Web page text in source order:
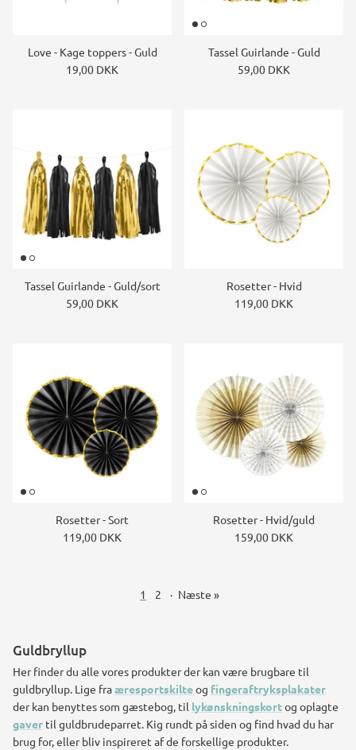
Love - Kage toppers - Guld
19,00 DKK
Tassel Guirlande - Guld
59,00 DKK
Tassel Guirlande - Guld/sort
59,00 DKK
Rosetter - Hvid
119,00 DKK
Rosetter - Sort
119,00 DKK
Rosetter - Hvid/guld
159,00 DKK
1 2 · Næste »
Guldbryllup
Her finder du alle vores produkter der kan være brugbare til
guldbryllup. Lige fraæresportskilteog fingeraftryksplakater
der kan benyttes som gæstebog, til lykønskningskortog oplagte
gaver til guldbrudeparret. Kig rundt på siden og find hvad du har
brug for, eller bliv inspireret af de forskellige produkter.